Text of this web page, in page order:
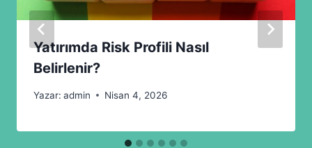
Yatırımda Risk Profili Nasıl
Belirlenir?
Yazar: admin Nisan 4, 2026